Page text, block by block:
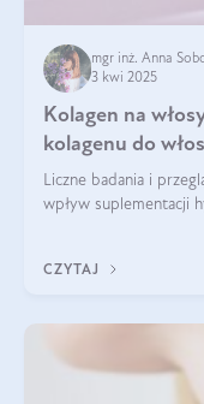
mgr inż. Anna
3 kwi 2025
Kolagen na
kolagenu do
Liczne badania i
wpływ suplementacji
CZYTAJ